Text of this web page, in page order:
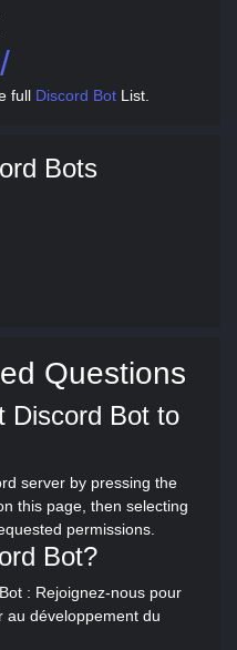
full Discord Bot List.
Bots
Questions
Discord Bot to
server by pressing the
this page, then selecting
permissions.
Bot?
: Rejoignez-nous pour
au développement du